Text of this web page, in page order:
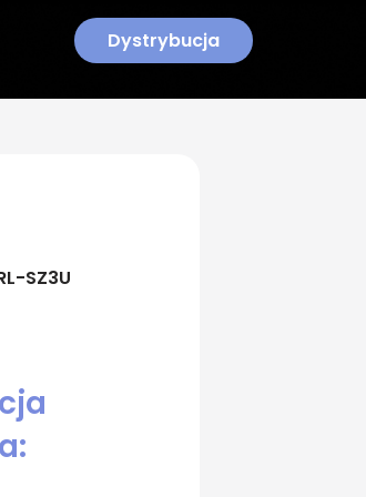
Dystrybucja
SZ3U